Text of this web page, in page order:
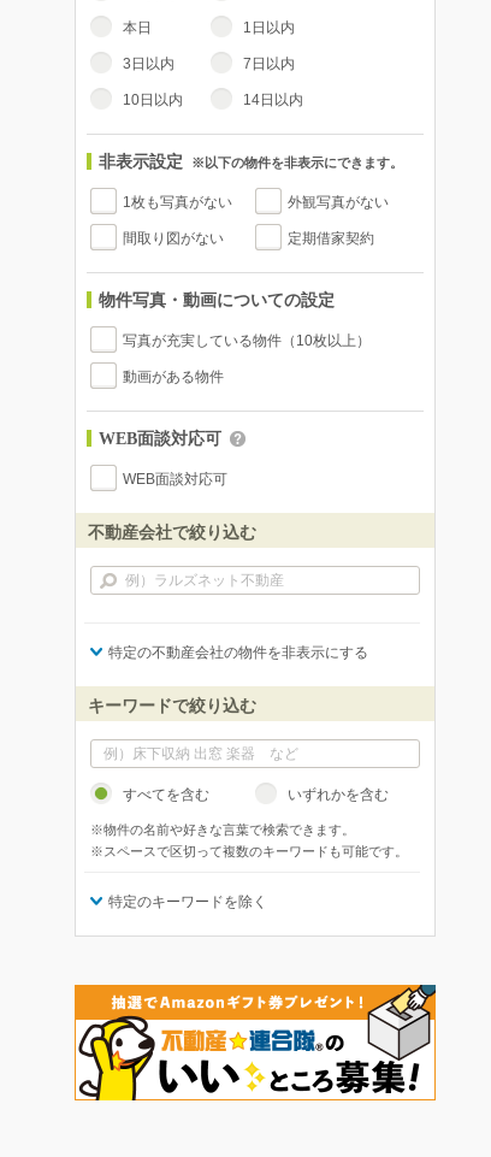
本日 1日以内
3日以内 7日以内
10日以内 14日以内
非表示設定 ※以下の物件を非表示にできます。
1枚も写真がない 外観写真がない
間取り図がない 定期借家契約
物件写真・動画についての設定
写真が充実している物件（10枚以上）
動画がある物件
WEB面談対応可
WEB面談対応可
不動産会社で絞り込む
特定の不動産会社の物件を非表示にする
キーワードで絞り込む
すべてを含む いずれかを含む
※物件の名前や好きな言葉で検索できます。
※スペースで区切って複数のキーワードも可能です。
特定のキーワードを除く